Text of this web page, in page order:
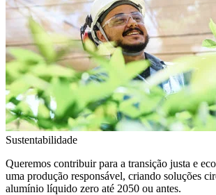
Sustentabilidade
Queremos contribuir para a transição justa e
uma produção responsável, criando soluções
alumínio líquido zero até 2050 ou antes.